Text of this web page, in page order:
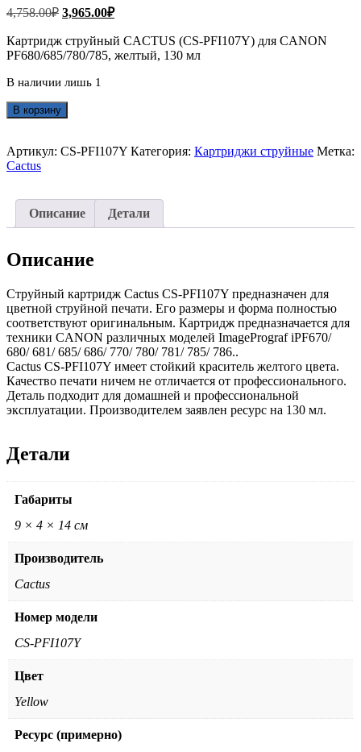
4,758.00₽ Первоначальная
составляла
4,758.00₽.
3,965.00₽Текущая
3,965.00₽.
Картридж струйный CACTUS (CS-PFI107Y) для CANON
PF680/685/780/785, желтый, 130 мл
В наличии лишь 1
Количество
товара
струйный
CACTUS
В корзину
Артикул: CS-PFI107Y Категория: Картриджи струйные Метка:
Cactus
Описание Детали
Описание
Струйный картридж Cactus CS-PFI107Y предназначен для
цветной струйной печати. Его размеры и форма полностью
соответствуют оригинальным. Картридж предназначается для
техники CANON различных моделей ImagePrograf iPF670/
680/ 681/ 685/ 686/ 770/ 780/ 781/ 785/ 786..
Cactus CS-PFI107Y имеет стойкий краситель желтого цвета.
Качество печати ничем не отличается от профессионального.
Деталь подходит для домашней и профессиональной
эксплуатации. Производителем заявлен ресурс на 130 мл.
Детали
Габариты
9 × 4 × 14 см
Производитель
Cactus
Номер модели
CS-PFI107Y
Цвет
Yellow
Ресурс (примерно)